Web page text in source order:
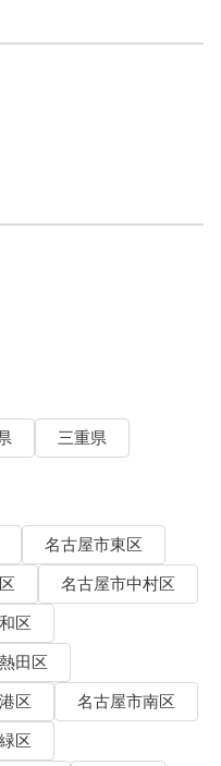
三重県
名古屋市東区
名古屋市中村区
区
田区
区
名古屋市南区
区